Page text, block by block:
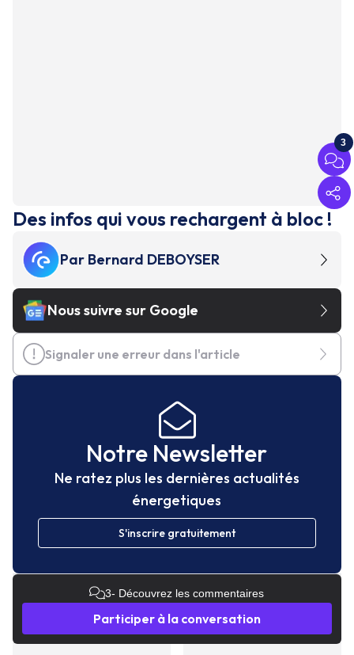
3
Des infos qui vous rechargent à bloc !
Par Bernard DEBOYSER
Nous suivre sur Google
Signaler une erreur dans l'article
Notre Newsletter
Ne ratez plus les dernières actualités
énergetiques
S'inscrire gratuitement
3- Découvrez les commentaires
Participer à la conversation